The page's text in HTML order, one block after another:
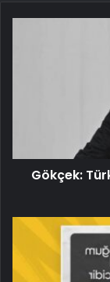
Gökçek: